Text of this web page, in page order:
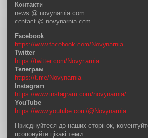
Контакти
news @ novynarnia.com
contact @ novynarnia.com
Facebook
https://www.facebook.com/Novynarnia
Twitter
https://twitter.com/Novynarnia
Телеграм
https://t.me/Novynarnia
Instagram
https://www.instagram.com/novynarnia/
YouTube
https://www.youtube.com/@Novynarnia
Приєднуйтеся до наших сторінок,
пропонуйте цікаві теми.